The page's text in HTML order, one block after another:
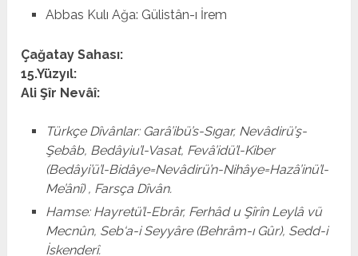
Abbas Kulı Ağa: Gülistân-ı İrem
Çağatay Sahası:
15.Yüzyıl:
Ali Şîr Nevâî:
Türkçe Dîvânlar: Garâ’ibü’s-Sıgar, Nevâdirü’ş-
Şebâb, Bedâyiu’l-Vasat, Fevâ’idü’l-Kiber
(Bedâyi’ü’l-Bidâye=Nevâdirü’n-Nihâye=Hazâ’inü’l-
Me’ânî) , Farsça Dîvân.
Hamse: Hayretü’l-Ebrâr, Ferhâd u Şîrîn Leylâ vü
Mecnûn, Seb‘a-i Seyyâre (Behrâm-ı Gûr), Sedd-i
İskenderî.